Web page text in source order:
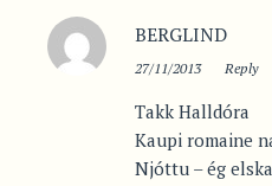
BERGLIND
27/11/2013 Reply
Takk Halldóra
Kaupi romaine
Njóttu – ég